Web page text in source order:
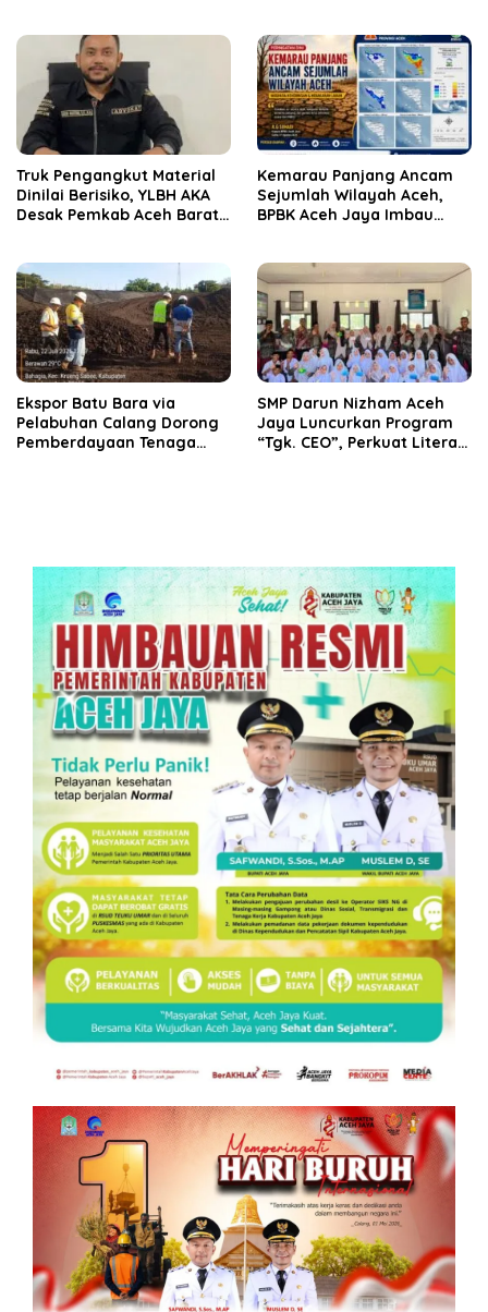
Truk Pengangkut Material
Dinilai Berisiko, YLBH AKA
Desak Pemkab Aceh Barat
Kemarau Panjang Ancam
Sejumlah Wilayah Aceh,
BPBK Aceh Jaya Imbau
‎Ekspor Batu Bara via
Pelabuhan Calang Dorong
Pemberdayaan Tenaga
SMP Darun Nizham Aceh
Jaya Luncurkan Program
“Tgk. CEO”, Perkuat Literasi